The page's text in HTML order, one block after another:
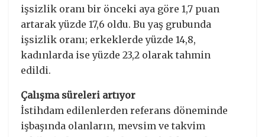
işsizlik oranı bir önceki aya göre 1,7 puan
artarak yüzde 17,6 oldu. Bu yaş grubunda
işsizlik oranı; erkeklerde yüzde 14,8,
kadınlarda ise yüzde 23,2 olarak tahmin
edildi.
Çalışma süreleri artıyor
İstihdam edilenlerden referans döneminde
işbaşında olanların, mevsim ve takvim